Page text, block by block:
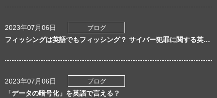
2023年07月06日 ブログ
フィッシングは英語でもフィッシング？ サイバー犯罪に関する英語表現
2023年07月06日 ブログ
「データの暗号化」を英語で言える？